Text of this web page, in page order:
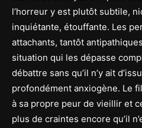
l’horreur y est plutôt subtile,
inquiétante, étouffante. Les
attachants, tantôt
situation qui les dépasse
débattre sans qu’il n’y ait
profondément anxiogène. Le
à sa propre peur de vieillir et
plus de craintes encore qu’il